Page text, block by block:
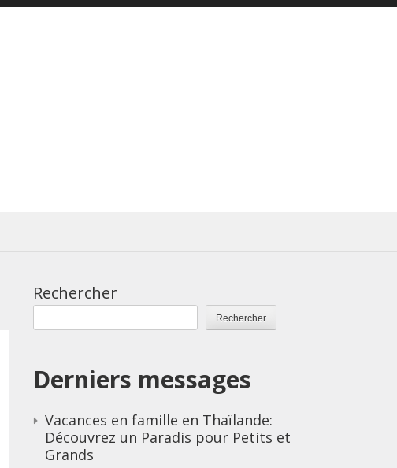
Rechercher
Rechercher
Derniers messages
Vacances en famille en Thaïlande:
Découvrez un Paradis pour Petits et
Grands